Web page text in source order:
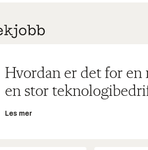
Hvordan er det for en
en stor
Les mer